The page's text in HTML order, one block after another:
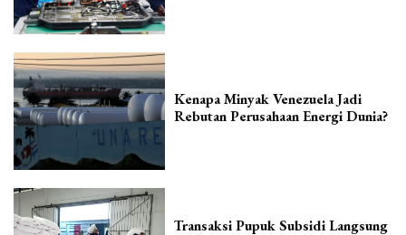
Kenapa Minyak Venezuela Jadi
Rebutan Perusahaan Energi Dunia?
Transaksi Pupuk Subsidi Langsung